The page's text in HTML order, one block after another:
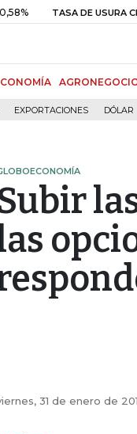
TASA DE USURA
EXPORTACIONES DÓLAR
31 de enero de